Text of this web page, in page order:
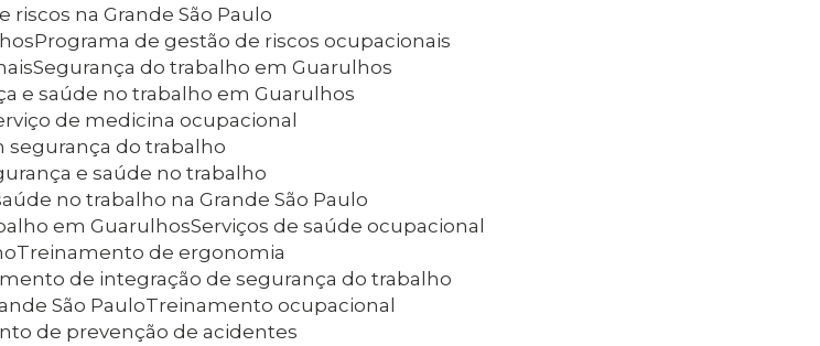
riscos na Grande São Paulo
Programa de gestão de riscos ocupacionais
Segurança do trabalho em Guarulhos
e saúde no trabalho em Guarulhos
de medicina ocupacional
segurança do trabalho
e saúde no trabalho
no trabalho na Grande São Paulo
em Guarulhos Serviços de saúde ocupacional
Treinamento de ergonomia
de integração de segurança do trabalho
São Paulo
Treinamento ocupacional
de prevenção de acidentes